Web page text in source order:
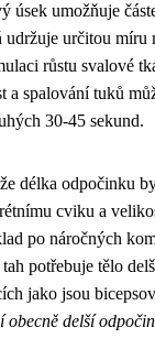
úsek umožňuje
udržuje určitou míru
růstu svalové
a spalování tuků
30-45 sekund.
délka odpočinku
cviku a
po náročných
potřebuje tělo
jako jsou
obecně delší